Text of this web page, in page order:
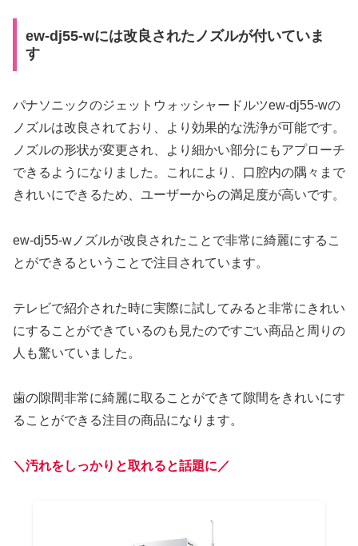
ew-dj55-wには改良されたノズルが付いていま
す
パナソニックのジェットウォッシャードルツew-dj55-wの
ノズルは改良されており、より効果的な洗浄が可能です。
ノズルの形状が変更され、より細かい部分にもアプローチ
できるようになりました。これにより、口腔内の隅々まで
きれいにできるため、ユーザーからの満足度が高いです。
ew-dj55-wノズルが改良されたことで非常に綺麗にするこ
とができるということで注目されています。
テレビで紹介された時に実際に試してみると非常にきれい
にすることができているのも見たのですごい商品と周りの
人も驚いていました。
歯の隙間非常に綺麗に取ることができて隙間をきれいにす
ることができる注目の商品になります。
＼汚れをしっかりと取れると話題に／